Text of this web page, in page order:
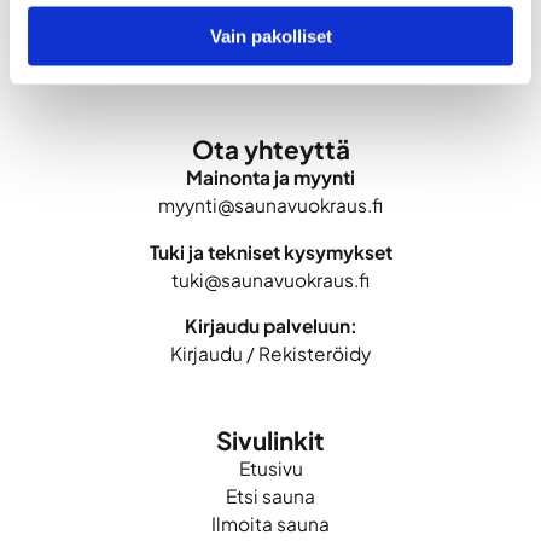
Vain pakolliset
varauksen tekemistä varten.
Ota yhteyttä
Mainonta ja myynti
myynti@saunavuokraus.fi
Tuki ja tekniset kysymykset
tuki@saunavuokraus.fi
Kirjaudu palveluun:
Kirjaudu / Rekisteröidy
Sivulinkit
Etusivu
Etsi sauna
Ilmoita sauna